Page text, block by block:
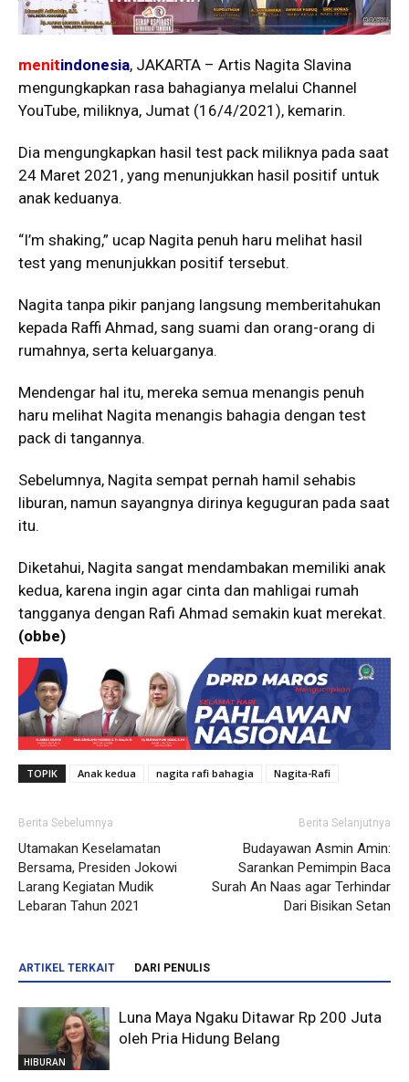
menitindonesia, JAKARTA – Artis Nagita Slavina
mengungkapkan rasa bahagianya melalui Channel
YouTube, miliknya, Jumat (16/4/2021), kemarin.
Dia mengungkapkan hasil test pack miliknya pada saat
24 Maret 2021, yang menunjukkan hasil positif untuk
anak keduanya.
“I’m shaking,” ucap Nagita penuh haru melihat hasil
test yang menunjukkan positif tersebut.
Nagita tanpa pikir panjang langsung memberitahukan
kepada Raffi Ahmad, sang suami dan orang-orang di
rumahnya, serta keluarganya.
Mendengar hal itu, mereka semua menangis penuh
haru melihat Nagita menangis bahagia dengan test
pack di tangannya.
Sebelumnya, Nagita sempat pernah hamil sehabis
liburan, namun sayangnya dirinya keguguran pada saat
itu.
Diketahui, Nagita sangat mendambakan memiliki anak
kedua, karena ingin agar cinta dan mahligai rumah
tangganya dengan Rafi Ahmad semakin kuat merekat.
(obbe)
TOPIK Anak kedua nagita rafi bahagia Nagita-Rafi
Berita Sebelumnya
Utamakan Keselamatan
Bersama, Presiden Jokowi
Larang Kegiatan Mudik
Lebaran Tahun 2021
Berita Selanjutnya
Budayawan Asmin Amin:
Sarankan Pemimpin Baca
Surah An Naas agar Terhindar
Dari Bisikan Setan
ARTIKEL TERKAIT DARI PENULIS
HIBURAN
Luna Maya Ngaku Ditawar Rp 200 Juta
oleh Pria Hidung Belang